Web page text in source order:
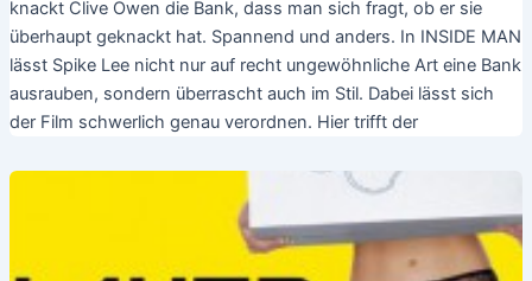
knackt Clive Owen die Bank, dass man sich fragt, ob er sie
überhaupt geknackt hat. Spannend und anders. In INSIDE MAN
lässt Spike Lee nicht nur auf recht ungewöhnliche Art eine Bank
ausrauben, sondern überrascht auch im Stil. Dabei lässt sich
der Film schwerlich genau verordnen. Hier trifft der